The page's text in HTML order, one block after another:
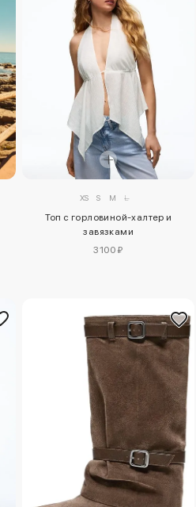
XS S M L
Топ с горловиной-халтер и
завязками
3100 ₽